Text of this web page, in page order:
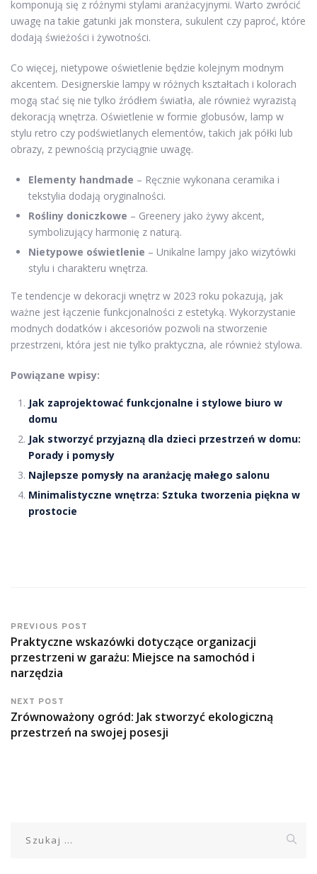
komponują się z różnymi stylami aranżacyjnymi. Warto zwrócić
uwagę na takie gatunki jak monstera, sukulent czy paproć, które
dodają świeżości i żywotności.
Co więcej, nietypowe oświetlenie będzie kolejnym modnym
akcentem. Designerskie lampy w różnych kształtach i kolorach
mogą stać się nie tylko źródłem światła, ale również wyrazistą
dekoracją wnętrza. Oświetlenie w formie globusów, lamp w
stylu retro czy podświetlanych elementów, takich jak półki lub
obrazy, z pewnością przyciągnie uwagę.
Elementy handmade – Ręcznie wykonana ceramika i
tekstylia dodają oryginalności.
Rośliny doniczkowe – Greenery jako żywy akcent,
symbolizujący harmonię z naturą.
Nietypowe oświetlenie – Unikalne lampy jako wizytówki
stylu i charakteru wnętrza.
Te tendencje w dekoracji wnętrz w 2023 roku pokazują, jak
ważne jest łączenie funkcjonalności z estetyką. Wykorzystanie
modnych dodatków i akcesoriów pozwoli na stworzenie
przestrzeni, która jest nie tylko praktyczna, ale również stylowa.
Powiązane wpisy:
Jak zaprojektować funkcjonalne i stylowe biuro w
domu
Jak stworzyć przyjazną dla dzieci przestrzeń w domu:
Porady i pomysły
Najlepsze pomysły na aranżację małego salonu
Minimalistyczne wnętrza: Sztuka tworzenia piękna w
prostocie
PREVIOUS POST
Praktyczne wskazówki dotyczące organizacji
przestrzeni w garażu: Miejsce na samochód i
narzędzia
NEXT POST
Zrównoważony ogród: Jak stworzyć ekologiczną
przestrzeń na swojej posesji